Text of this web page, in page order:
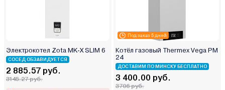
Электрокотел Zota MK-X SLIM 6
СОСЕД ОБЗАВИДУЕТСЯ
2 885.57 руб.
3145.27 руб.
Под заказ 5 дней
Котёл газовый Thermex Vega PM
24
ДОСТАВИМ ПО МИНСКУ БЕСПЛАТНО
3 400.00 руб.
3706 руб.